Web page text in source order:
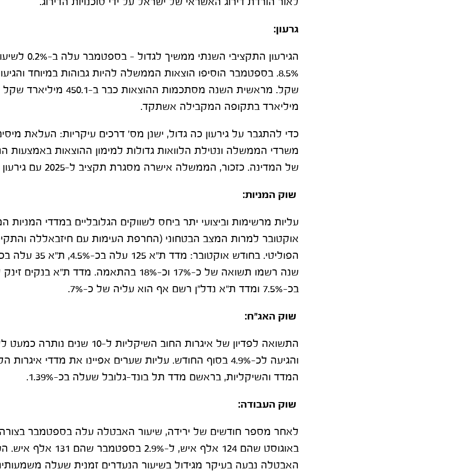
לאור הורדת דירוג האשראי של ישראל על ידי סוכנויות הדירוג.
גרעון:
הגירעון התקציבי השנתי ממשיך
מיליארד בתקופה המקבילה אשתקד.
כדי להתגבר על גירעון כה גדול, ישנן מס' דרכים עיקריות: העלאת
משרדי הממשלה ונטילת הלוואות גדולות למימון ההוצאות באמצעות
של המדינה. כזכור, הממשלה אישרה מסגרת תקציב ל-2025 עם גירעון של 4.3%.
שוק המניות:
עליות מרשימות וביצועי יתר ביחס לשווקים הגלובליים במדדי המניות
אוקטובר למרות המצב הבטחוני (החרפת העימות עם חיזבאללה
שנה רשמו תשואה של כ-17% וכ-18% בהתאמה. מדד ת"א
בכ-7.5% ומדד ת"א נדל"ן רשם אף הוא עליה של כ-7%.
שוק האג"ח:
התשואה לפדיון של איגרות החוב השיקליות ל-
והגיעה לכ-4.9% בסוף החודש. עליות שערים אפיינו את מדדי
המדד והשיקליות, בראשם מדד תל בונד-גלובל שעלה בכ-1.39%.
שוק העבודה:
באוגוסט שהם 124 אלף איש, ל-2.9%
האבטלה נבעה בעיקר מגידול בשיעור הנעדרים זמנית שעלה